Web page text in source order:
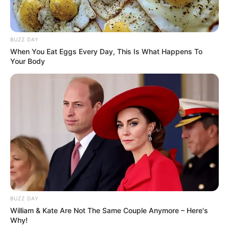
BUZZ DAY
When You Eat Eggs Every Day, This Is What Happens To
Your Body
BUZZ DAY
William & Kate Are Not The Same Couple Anymore – Here's
Why!